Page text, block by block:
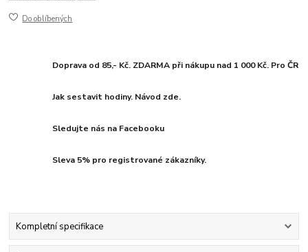
Do oblíbených
Doprava od 85,- Kč. ZDARMA při nákupu nad 1 000 Kč. Pro ČR
Jak sestavit hodiny. Návod zde.
Sledujte nás na Facebooku
Sleva 5% pro registrované zákazníky.
Kompletní specifikace